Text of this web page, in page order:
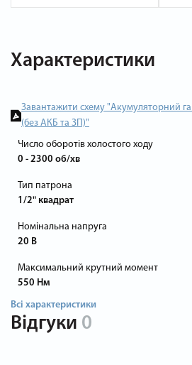
Характеристики
Завантажити схему "Акумуляторний
(без АКБ та ЗП)"
Число оборотів холостого ходу
0 - 2300 об/хв
Тип патрона
1/2" квадрат
Номінальна напруга
20 В
Максимальний крутний момент
550 Нм
Всі характеристики
Відгуки 0